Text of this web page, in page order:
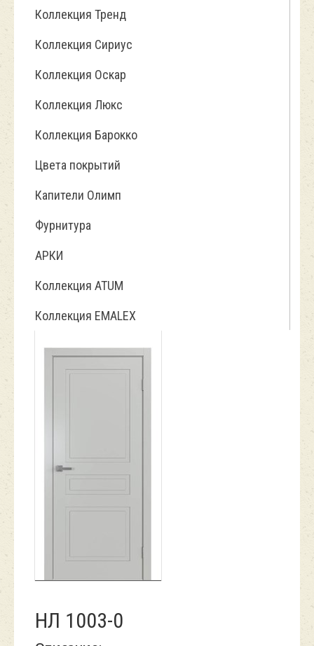
Коллекция Тренд
Коллекция Сириус
Коллекция Оскар
Коллекция Люкс
Коллекция Барокко
Цвета покрытий
Капители Олимп
Фурнитура
АРКИ
Коллекция ATUM
Коллекция EMALEX
НЛ 1003-0